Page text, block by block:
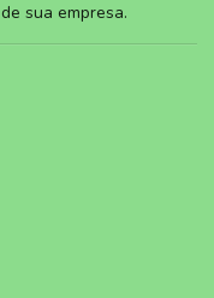
sua empresa.